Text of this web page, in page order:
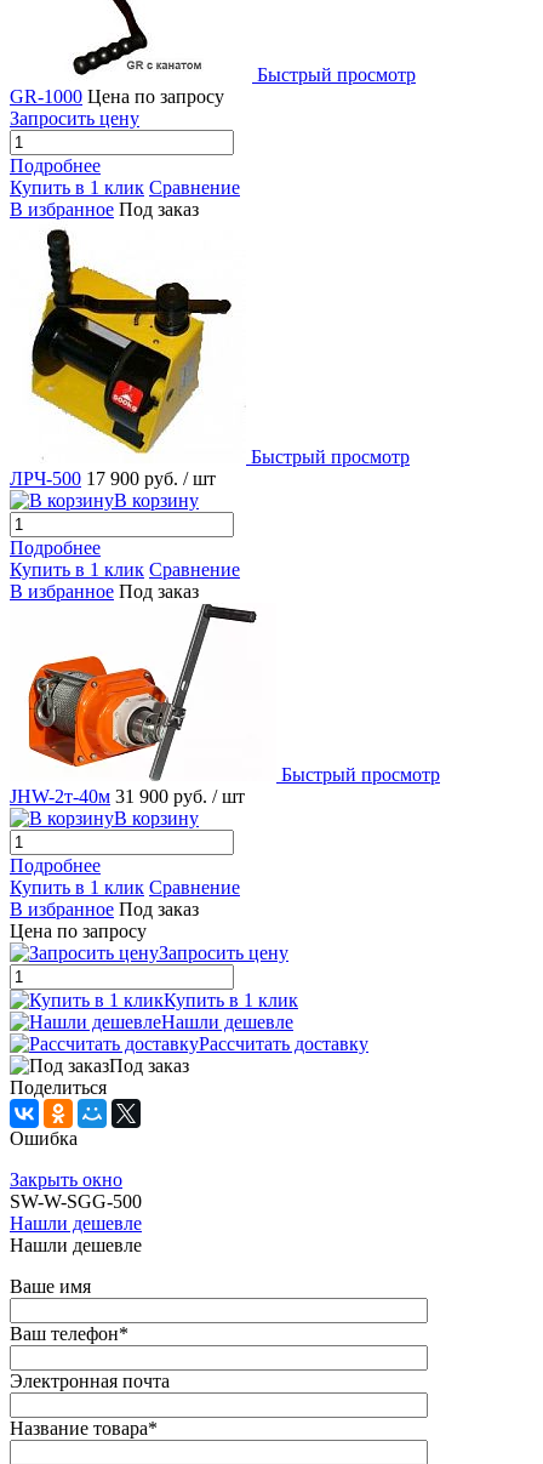
Быстрый просмотр
GR-1000 Цена по запросу
Запросить цену
Подробнее
Купить в 1 клик Сравнение
В избранное Под заказ
Быстрый просмотр
ЛРЧ-500 17 900 руб. / шт
В корзину
Подробнее
Купить в 1 клик Сравнение
В избранное Под заказ
Быстрый просмотр
JHW-2т-40м 31 900 руб. / шт
В корзину
Подробнее
Купить в 1 клик Сравнение
В избранное Под заказ
Цена по запросу
Запросить цену
Купить в 1 клик
Нашли дешевле
Рассчитать доставку
Под заказ
Поделиться
Ошибка
Закрыть окно
SW-W-SGG-500
Нашли дешевле
Нашли дешевле
Ваше имя
Ваш телефон*
Электронная почта
Название товара*